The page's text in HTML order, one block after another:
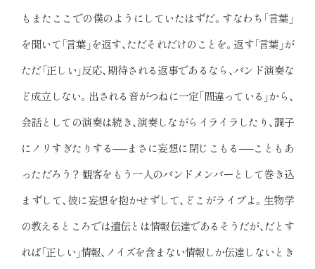
もまたここでの僕のようにしていたはずだ。すなわち「言葉」
を聞いて「言葉」を返す、ただそれだけのことを。返す「言葉」が
ただ「正しい」反応、期待される返事であるなら、バンド演奏な
ど成立しない。出される音がつねに一定「間違っている」から、
会話としての演奏は続き、演奏しながらイライラしたり、調子
にノリすぎたりする──まさに妄想に閉じこもる──こともあ
っただろう？ 観客をもう一人のバンドメンバーとして巻き込
まずして、彼に妄想を抱かせずして、どこがライブよ。生物学
の教えるところでは遺伝とは情報伝達であるそうだが、だとす
れば「正しい」情報、ノイズを含まない情報しか伝達しないとき